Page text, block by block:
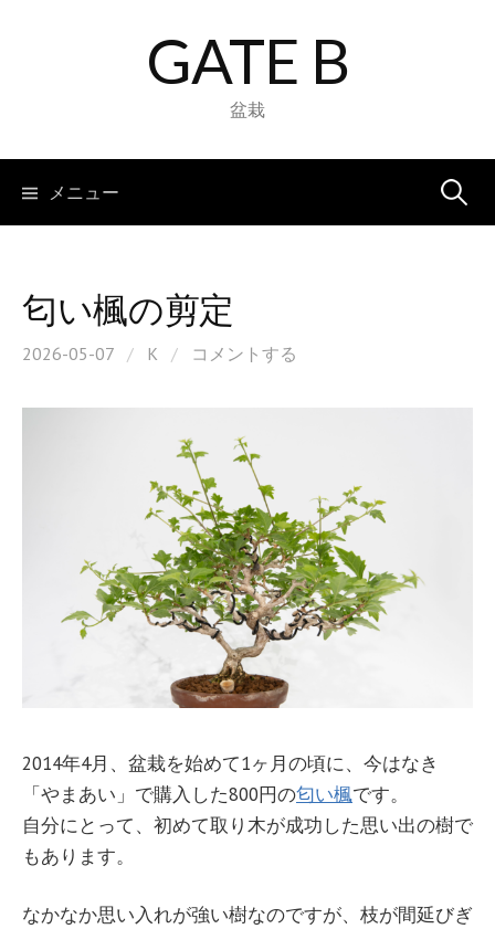
キ
GATE B
盆栽
メニュー 検
匂い楓の剪定
2026-05-07 / K / コメントする
2014年4月、盆栽を始めて1ヶ月の頃に、今はなき
「やまあい」で購入した800円の匂い楓です。
自分にとって、初めて取り木が成功した思い出の樹で
もあります。
なかなか思い入れが強い樹なのですが、枝が間延びぎ